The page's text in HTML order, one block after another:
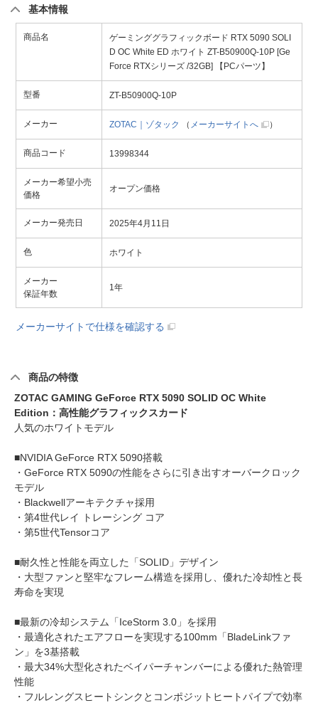
基本情報
商品名
ゲーミンググラフィックボード RTX 5090 SOLI
D OC White ED ホワイト ZT-B50900Q-10P [Ge
Force RTXシリーズ /32GB] 【PCパーツ】
型番 ZT-B50900Q-10P
メーカー ZOTAC｜ゾタック （ メーカーサイトへ ）
商品コード 13998344
メーカー希望小売
価格
オープン価格
メーカー発売日 2025年4月11日
色 ホワイト
メーカー
保証年数
1年
メーカーサイトで仕様を確認する
商品の特徴
ZOTAC GAMING GeForce RTX 5090 SOLID OC White
Edition：高性能グラフィックスカード
人気のホワイトモデル
■NVIDIA GeForce RTX 5090搭載
・GeForce RTX 5090の性能をさらに引き出すオーバークロック
モデル
・Blackwellアーキテクチャ採用
・第4世代レイ トレーシング コア
・第5世代Tensorコア
■耐久性と性能を両立した「SOLID」デザイン
・大型ファンと堅牢なフレーム構造を採用し、優れた冷却性と長
寿命を実現
■最新の冷却システム「IceStorm 3.0」を採用
・最適化されたエアフローを実現する100mm「BladeLinkファ
ン」を3基搭載
・最大34%大型化されたベイパーチャンバーによる優れた熱管理
性能
・フルレングスヒートシンクとコンポジットヒートパイプで効率